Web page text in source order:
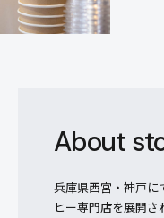
About
兵庫県西宮・神戸に
ヒー専門店を展開さ